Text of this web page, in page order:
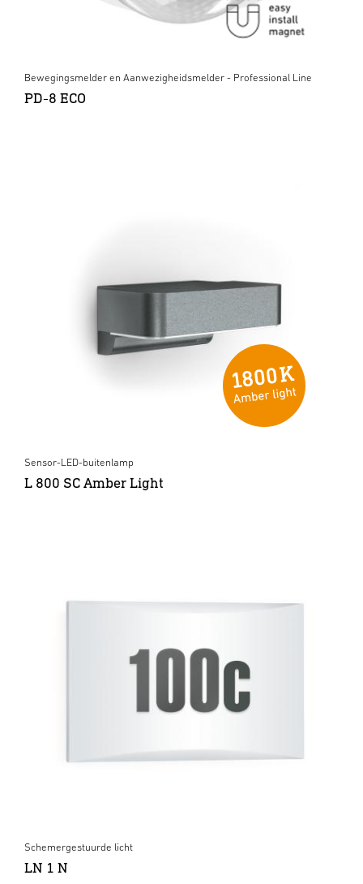
Bewegingsmelder en Aanwezigheidsmelder - Professional Line
PD-8 ECO
Sensor-LED-buitenlamp
L 800 SC Amber Light
Schemergestuurde licht
LN 1 N